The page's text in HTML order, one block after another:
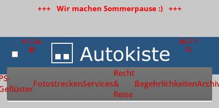
+++ Wir machen Sommerpause :) +++
Zur Startseite
FotostreckenServices
Recht
&
Reise
Begehrlichkeiten